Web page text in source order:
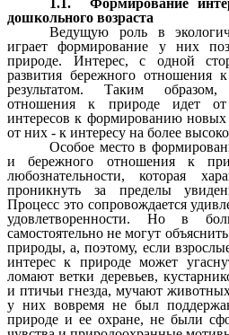
1.1. Формирование
дошкольного возраста
Ведущую роль в
играет формирование у них
природе. Интерес, с одной
развития бережного отношения
результатом. Таким
отношения к природе идет
интересов к формированию
от них - к интересу на более
Особое место в
и бережного отношения к
любознательности, которая
проникнуть за пределы
Процесс это сопровождается
удовлетворенности. Но в
самостоятельно не могут
природы, а, поэтому, если
интерес к природе может
ломают ветки деревьев,
и птичьи гнезда, мучают
у них вовремя не был
природе и ее охране, не были